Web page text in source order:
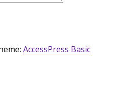
AccessPress Basic